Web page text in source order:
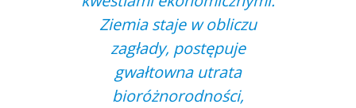
Ziemia staje w obliczu
zagłady, postępuje
gwałtowna utrata
bioróżnorodności,